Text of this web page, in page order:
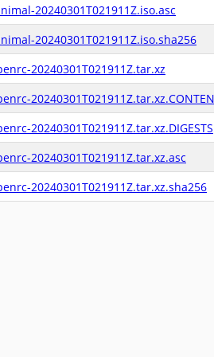
20240301T021911Z.iso.asc
20240301T021911Z.iso.sha256
20240301T021911Z.tar.xz
20240301T021911Z.tar.xz.DIGESTS
20240301T021911Z.tar.xz.asc
20240301T021911Z.tar.xz.sha256